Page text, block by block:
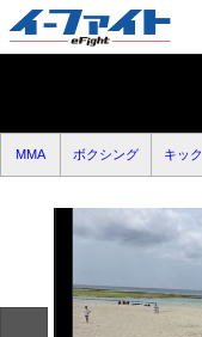
MMA ボクシング キック